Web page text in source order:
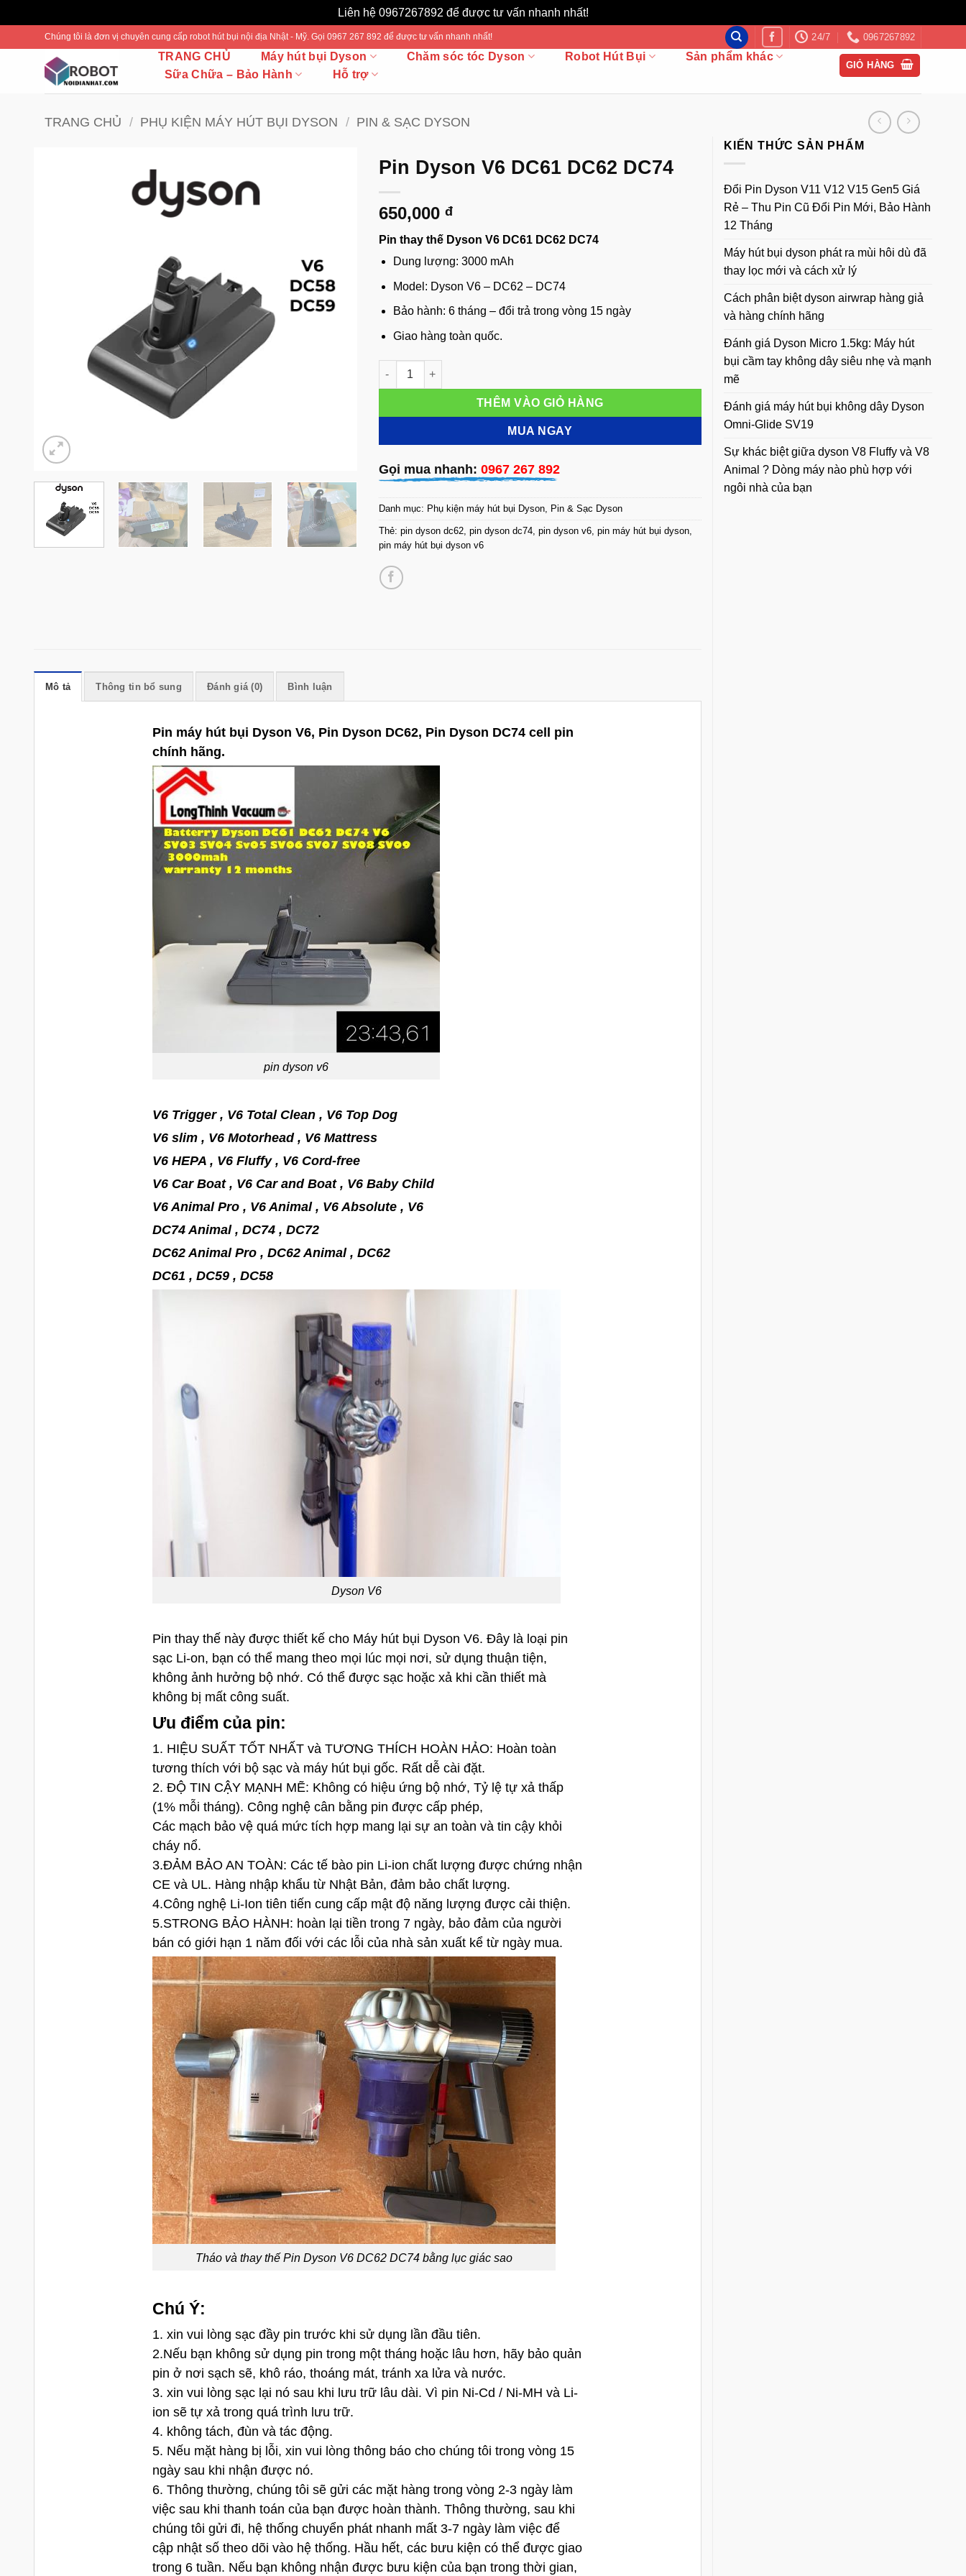
Liên hệ 0967267892 để được tư vấn nhanh nhất!
qua
Chúng tôi là đơn vị chuyên cung cấp robot hút bụi nội địa Nhật - Mỹ. Gọi 0967 267 892 để được tư vấn nhanh nhất! 24/7 0967267892
TRANG CHỦ Máy hút bụi Dyson Chăm sóc tóc Dyson Robot Hút Bụi
Sản phẩm khác
Sữa Chữa – Bảo Hành
Hỗ trợ
GIỎ HÀNG
TRANG CHỦ / PHỤ KIỆN MÁY HÚT BỤI DYSON / PIN & SẠC DYSON
KIẾN THỨC SẢN PHẨM
Đổi Pin Dyson V11 V12 V15 Gen5 Giá
Rẻ – Thu Pin Cũ Đổi Pin Mới, Bảo Hành
12 Tháng
Máy hút bụi dyson phát ra mùi hôi dù đã
thay lọc mới và cách xử lý
Cách phân biệt dyson airwrap hàng giả
và hàng chính hãng
Đánh giá Dyson Micro 1.5kg: Máy hút
bụi cầm tay không dây siêu nhẹ và mạnh
mẽ
Đánh giá máy hút bụi không dây Dyson
Omni-Glide SV19
Sự khác biệt giữa dyson V8 Fluffy và V8
Animal ? Dòng máy nào phù hợp với
ngôi nhà của bạn
Pin Dyson V6 DC61 DC62 DC74
650,000 đ
Pin thay thế Dyson V6 DC61 DC62 DC74
Dung lượng: 3000 mAh
Model: Dyson V6 – DC62 – DC74
Bảo hành: 6 tháng – đổi trả trong vòng 15 ngày
Giao hàng toàn quốc.
Pin Dyson V6 DC61 DC62 DC74 số lượng
THÊM VÀO GIỎ HÀNG
MUA NGAY
Gọi mua nhanh: 0967 267 892
Danh mục: Phụ kiện máy hút bụi Dyson, Pin & Sạc Dyson
Thẻ: pin dyson dc62, pin dyson dc74, pin dyson v6, pin máy hút bụi dyson,
pin máy hút bụi dyson v6
Mô tả Thông tin bổ sung Đánh giá (0) Bình luận
Pin máy hút bụi Dyson V6, Pin Dyson DC62, Pin Dyson DC74 cell pin
chính hãng.
pin dyson v6
V6 Trigger , V6 Total Clean , V6 Top Dog
V6 slim , V6 Motorhead , V6 Mattress
V6 HEPA , V6 Fluffy , V6 Cord-free
V6 Car Boat , V6 Car and Boat , V6 Baby Child
V6 Animal Pro , V6 Animal , V6 Absolute , V6
DC74 Animal , DC74 , DC72
DC62 Animal Pro , DC62 Animal , DC62
DC61 , DC59 , DC58
Dyson V6
Pin thay thế này được thiết kế cho Máy hút bụi Dyson V6. Đây là loại pin
sạc Li-on, bạn có thể mang theo mọi lúc mọi nơi, sử dụng thuận tiện,
không ảnh hưởng bộ nhớ. Có thể được sạc hoặc xả khi cần thiết mà
không bị mất công suất.
Ưu điểm của pin:
1. HIỆU SUẤT TỐT NHẤT và TƯƠNG THÍCH HOÀN HẢO: Hoàn toàn
tương thích với bộ sạc và máy hút bụi gốc. Rất dễ cài đặt.
2. ĐỘ TIN CẬY MẠNH MẼ: Không có hiệu ứng bộ nhớ, Tỷ lệ tự xả thấp
(1% mỗi tháng). Công nghệ cân bằng pin được cấp phép,
Các mạch bảo vệ quá mức tích hợp mang lại sự an toàn và tin cậy khỏi
cháy nổ.
3.ĐẢM BẢO AN TOÀN: Các tế bào pin Li-ion chất lượng được chứng nhận
CE và UL. Hàng nhập khẩu từ Nhật Bản, đảm bảo chất lượng.
4.Công nghệ Li-Ion tiên tiến cung cấp mật độ năng lượng được cải thiện.
5.STRONG BẢO HÀNH: hoàn lại tiền trong 7 ngày, bảo đảm của người
bán có giới hạn 1 năm đối với các lỗi của nhà sản xuất kể từ ngày mua.
Tháo và thay thế Pin Dyson V6 DC62 DC74 bằng lục giác sao
Chú Ý:
1. xin vui lòng sạc đầy pin trước khi sử dụng lần đầu tiên.
2.Nếu bạn không sử dụng pin trong một tháng hoặc lâu hơn, hãy bảo quản
pin ở nơi sạch sẽ, khô ráo, thoáng mát, tránh xa lửa và nước.
3. xin vui lòng sạc lại nó sau khi lưu trữ lâu dài. Vì pin Ni-Cd / Ni-MH và Li-
ion sẽ tự xả trong quá trình lưu trữ.
4. không tách, đùn và tác động.
5. Nếu mặt hàng bị lỗi, xin vui lòng thông báo cho chúng tôi trong vòng 15
ngày sau khi nhận được nó.
6. Thông thường, chúng tôi sẽ gửi các mặt hàng trong vòng 2-3 ngày làm
việc sau khi thanh toán của bạn được hoàn thành. Thông thường, sau khi
chúng tôi gửi đi, hệ thống chuyển phát nhanh mất 3-7 ngày làm việc để
cập nhật số theo dõi vào hệ thống. Hầu hết, các bưu kiện có thể được giao
trong 6 tuần. Nếu bạn không nhận được bưu kiện của bạn trong thời gian,